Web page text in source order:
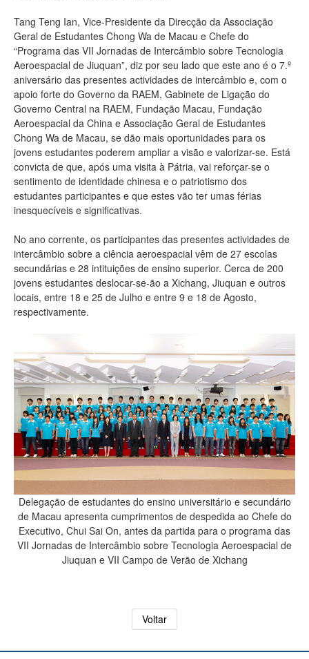
Tang Teng Ian, Vice-Presidente da Direcção da Associação
Geral de Estudantes Chong Wa de Macau e Chefe do
“Programa das VII Jornadas de Intercâmbio sobre Tecnologia
Aeroespacial de Jiuquan”, diz por seu lado que este ano é o 7.º
aniversário das presentes actividades de intercâmbio e, com o
apoio forte do Governo da RAEM, Gabinete de Ligação do
Governo Central na RAEM, Fundação Macau, Fundação
Aeroespacial da China e Associação Geral de Estudantes
Chong Wa de Macau, se dão mais oportunidades para os
jovens estudantes poderem ampliar a visão e valorizar-se. Está
convicta de que, após uma visita à Pátria, vai reforçar-se o
sentimento de identidade chinesa e o patriotismo dos
estudantes participantes e que estes vão ter umas férias
inesquecíveis e significativas.
No ano corrente, os participantes das presentes actividades de
intercâmbio sobre a ciência aeroespacial vêm de 27 escolas
secundárias e 28 intituições de ensino superior. Cerca de 200
jovens estudantes deslocar-se-ão a Xichang, Jiuquan e outros
locais, entre 18 e 25 de Julho e entre 9 e 18 de Agosto,
respectivamente.
Delegação de estudantes do ensino universitário e secundário
de Macau apresenta cumprimentos de despedida ao Chefe do
Executivo, Chui Sai On, antes da partida para o programa das
VII Jornadas de Intercâmbio sobre Tecnologia Aeroespacial de
Jiuquan e VII Campo de Verão de Xichang
Voltar